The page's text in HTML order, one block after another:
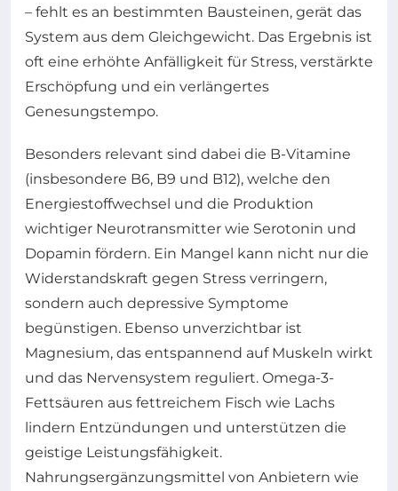
– fehlt es an bestimmten Bausteinen, gerät das
System aus dem Gleichgewicht. Das Ergebnis ist
oft eine erhöhte Anfälligkeit für Stress, verstärkte
Erschöpfung und ein verlängertes
Genesungstempo.
Besonders relevant sind dabei die B-Vitamine
(insbesondere B6, B9 und B12), welche den
Energiestoffwechsel und die Produktion
wichtiger Neurotransmitter wie Serotonin und
Dopamin fördern. Ein Mangel kann nicht nur die
Widerstandskraft gegen Stress verringern,
sondern auch depressive Symptome
begünstigen. Ebenso unverzichtbar ist
Magnesium, das entspannend auf Muskeln wirkt
und das Nervensystem reguliert. Omega-3-
Fettsäuren aus fettreichem Fisch wie Lachs
lindern Entzündungen und unterstützen die
geistige Leistungsfähigkeit.
Nahrungsergänzungsmittel von Anbietern wie